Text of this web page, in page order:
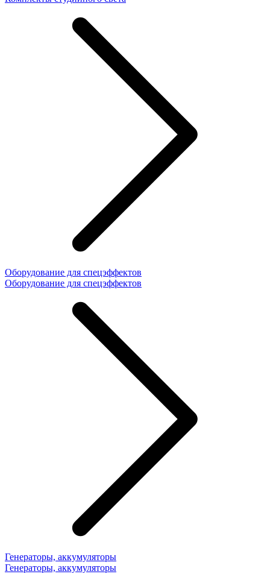
Оборудование для спецэффектов
Оборудование для спецэффектов
Генераторы, аккумуляторы
Генераторы, аккумуляторы